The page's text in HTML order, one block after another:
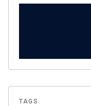
TAGS